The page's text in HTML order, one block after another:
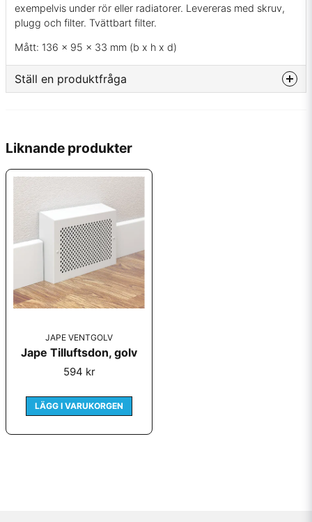
exempelvis under rör eller radiatorer. Levereras med skruv,
plugg och filter. Tvättbart filter.
Mått: 136 x 95 x 33 mm (b x h x d)
Ställ en produktfråga
name
Namn
email
Mejladress
Ja, ni får publicera min fråga
Skicka fråga
Liknande produkter
JAPE VENTGOLV
Jape Tilluftsdon, golv
594 kr
LÄGG I VARUKORGEN